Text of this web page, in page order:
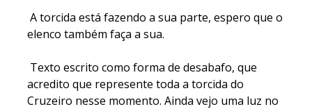
A torcida está fazendo a sua parte, espero que o
elenco também faça a sua.
Texto escrito como forma de desabafo, que
acredito que represente toda a torcida do
Cruzeiro nesse momento. Ainda vejo uma luz no